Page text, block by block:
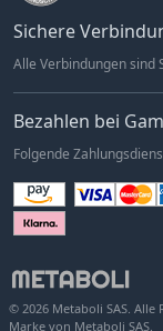
Sichere
Alle Verbindungen sind
Bezahlen bei
Folgende
© 2026 Metaboli SAS. Alle
Marke von Metaboli SAS.